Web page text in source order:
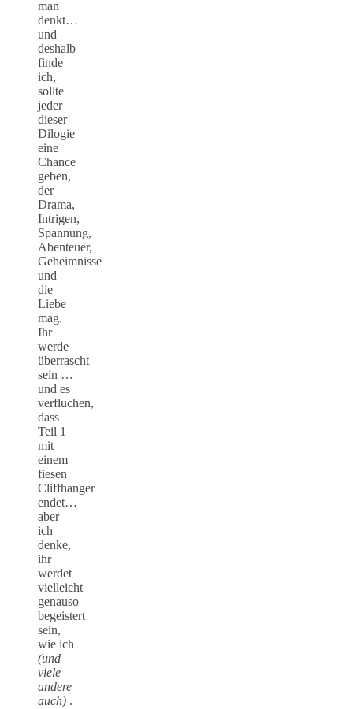
man
denkt…
und
deshalb
finde
ich,
sollte
jeder
dieser
Dilogie
eine
Chance
geben,
der
Drama,
Intrigen,
Spannung,
Abenteuer,
Geheimnisse
und
die
Liebe
mag.
Ihr
werde
überrascht
sein …
und es
verfluchen,
dass
Teil 1
mit
einem
fiesen
Cliffhanger
endet…
aber
ich
denke,
ihr
werdet
vielleicht
genauso
begeistert
sein,
wie ich
(und
viele
andere
auch) .